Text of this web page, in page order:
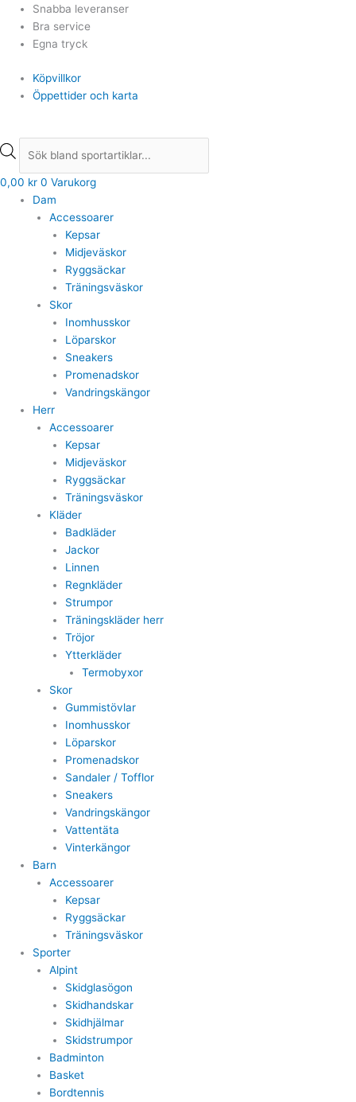
Hoppa
innehåll
Snabba leveranser
Bra service
Egna tryck
Köpvillkor
Öppettider och karta
Products
search
0,00 kr 0 Varukorg
Dam
Accessoarer
Kepsar
Midjeväskor
Ryggsäckar
Träningsväskor
Skor
Inomhusskor
Löparskor
Sneakers
Promenadskor
Vandringskängor
Herr
Accessoarer
Kepsar
Midjeväskor
Ryggsäckar
Träningsväskor
Kläder
Badkläder
Jackor
Linnen
Regnkläder
Strumpor
Träningskläder herr
Tröjor
Ytterkläder
Termobyxor
Skor
Gummistövlar
Inomhusskor
Löparskor
Promenadskor
Sandaler / Tofflor
Sneakers
Vandringskängor
Vattentäta
Vinterkängor
Barn
Accessoarer
Kepsar
Ryggsäckar
Träningsväskor
Sporter
Alpint
Skidglasögon
Skidhandskar
Skidhjälmar
Skidstrumpor
Badminton
Basket
Bordtennis
Products
search